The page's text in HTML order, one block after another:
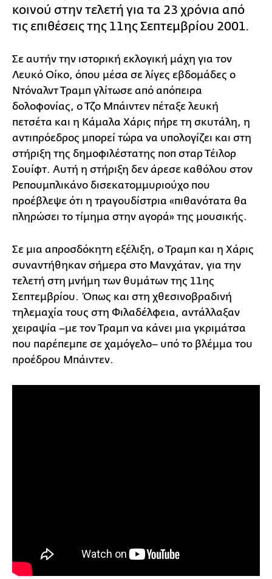
κοινού στην τελετή για τα 23 χρόνια από
τις επιθέσεις της 11ης Σεπτεμβρίου 2001.
Σε αυτήν την ιστορική εκλογική μάχη για τον
Λευκό Οίκο, όπου μέσα σε λίγες εβδομάδες ο
Ντόναλντ Τραμπ γλίτωσε από απόπειρα
δολοφονίας, ο Τζο Μπάιντεν πέταξε λευκή
πετσέτα και η Κάμαλα Χάρις πήρε τη σκυτάλη, η
αντιπρόεδρος μπορεί τώρα να υπολογίζει και στη
στήριξη της δημοφιλέστατης ποπ σταρ Τέιλορ
Σουίφτ. Αυτή η στήριξη δεν άρεσε καθόλου στον
Ρεπουμπλικάνο δισεκατομμυριούχο που
προέβλεψε ότι η τραγουδίστρια «πιθανότατα θα
πληρώσει το τίμημα στην αγορά» της μουσικής.
Σε μια απροσδόκητη εξέλιξη, ο Τραμπ και η Χάρις
συναντήθηκαν σήμερα στο Μανχάταν, για την
τελετή στη μνήμη των θυμάτων της 11ης
Σεπτεμβρίου. Όπως και στη χθεσινοβραδινή
τηλεμαχία τους στη Φιλαδέλφεια, αντάλλαξαν
χειραψία –με τον Τραμπ να κάνει μια γκριμάτσα
που παρέπεμπε σε χαμόγελο– υπό το βλέμμα του
προέδρου Μπάιντεν.